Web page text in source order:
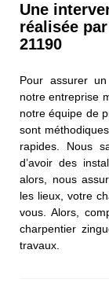
Une
réalisée
21190
Pour assurer
notre entreprise
notre équipe de
sont
rapides. Nous
d’avoir des
alors, nous
les lieux, votre
vous. Alors,
charpentier
travaux.